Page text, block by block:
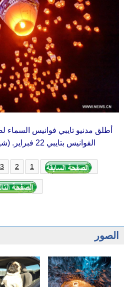
الصور
أطلق مدنيو تايبي فوانيس السماء
الفوانيس بتايبي 22 فبراير. (شينخوا/تشانغ قوه جيون)
1
2
3
الصور